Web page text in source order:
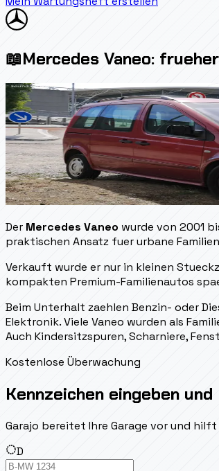
📖Mercedes Vaneo:
Der Mercedes Vaneo wurde von 2001
praktischen Ansatz fuer urbane
Verkauft wurde er nur in kleinen
kompakten Premium-Familienautos
Beim Unterhalt zaehlen Benzin- oder
Elektronik. Viele Vaneo wurden als
Auch Kindersitzspuren, Scharniere,
Kostenlose Überwachung
Kennzeichen eingeben
Garajo bereitet Ihre Garage vor und
D